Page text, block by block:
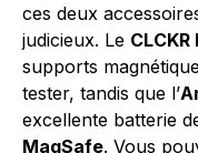
ces deux
judicieux. Le
supports
tester, tandis que l’
excellente batterie
MagSafe. Vous